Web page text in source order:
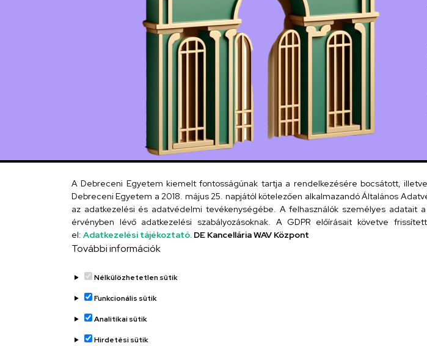
A Debreceni Egyetem kiemelt fontosságúnak tartja a rendelkezésére bocsátott,
Debreceni Egyetem a 2018. május 25. napjától kötelezően alkalmazandó Általános
az adatkezelési és adatvédelmi tevékenységébe. A felhasználók személyes
érvényben lévő adatkezelési szabályozásoknak. A GDPR előírásait követve
el: Adatkezelési tájékoztató. DE Kancellária WAV Központ
További információk
Nélkülözhetetlen sütik
Funkcionális sütik
Analitikai sütik
Hirdetési sütik